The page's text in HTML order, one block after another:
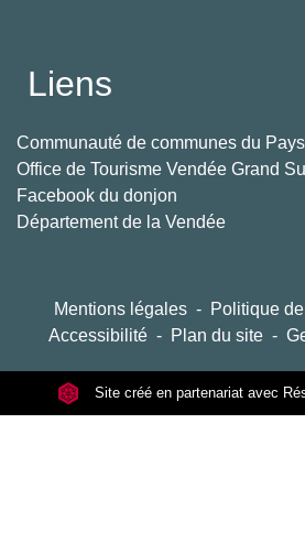
Liens
Communauté de communes du
Office de Tourisme Vendée Grand
Facebook du donjon
Département de la Vendée
Mentions légales - Politique
Accessibilité - Plan du site -
Site créé en partenariat avec